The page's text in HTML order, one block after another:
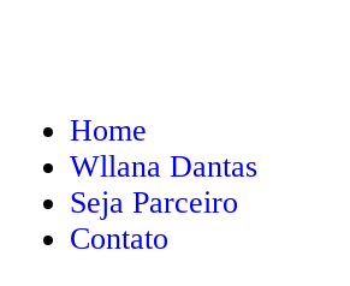
Home
Wllana Dantas
Seja Parceiro
Contato